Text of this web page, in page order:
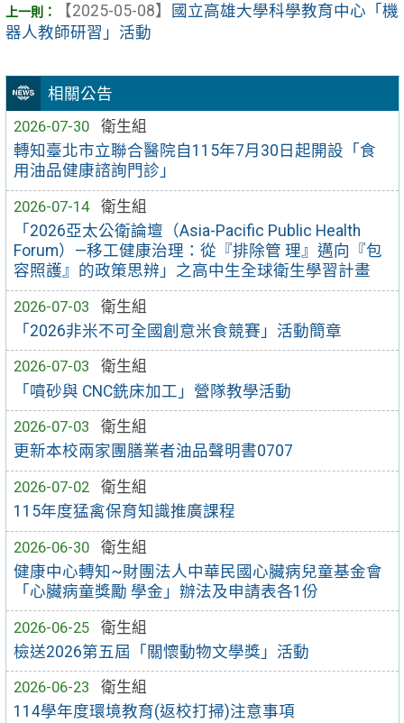
相關公告
2026-07-30
衛生組
轉知臺北市立聯合醫院自115年7月30日起開設「食
用油品健康諮詢門診」
2026-07-14
衛生組
「2026亞太公衛論壇（Asia-Pacific Public Health
Forum）—移工健康治理：從『排除管 理』邁向『包
容照護』的政策思辨」之高中生全球衛生學習計畫
2026-07-03
衛生組
「2026非米不可全國創意米食競賽」活動簡章
2026-07-03
衛生組
「噴砂與 CNC銑床加工」營隊教學活動
2026-07-03
衛生組
更新本校兩家團膳業者油品聲明書0707
2026-07-02
衛生組
115年度猛禽保育知識推廣課程
2026-06-30
衛生組
健康中心轉知~財團法人中華民國心臟病兒童基金會
「心臟病童獎勵 學金」辦法及申請表各1份
2026-06-25
衛生組
檢送2026第五屆「關懷動物文學獎」活動
2026-06-23
衛生組
114學年度環境教育(返校打掃)注意事項
【2025-05-08】
國立高雄大學科學教育中心「機
器人教師研習」活動